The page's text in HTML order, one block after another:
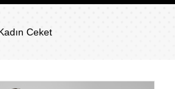
Ceket